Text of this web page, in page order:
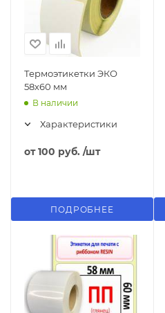
Термоэтикетки ЭКО
58х60 мм
В наличии
Характеристики
от100 руб. /шт
ПОДРОБНЕЕ